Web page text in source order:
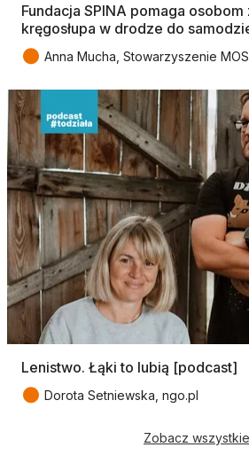
Fundacja SPINA pomaga
kręgosłupa w drodze do
● Anna Mucha, Stowarzyszenie
Lenistwo. Łąki to lubią [podcast]
● Dorota Setniewska, ngo.pl
Zobacz wszystkie